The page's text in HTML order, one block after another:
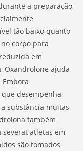
a preparação
tão baixo quanto
corpo para
em
Oxandrolone ajuda
desempenha
substância muitas
também
atletas em
são tomados